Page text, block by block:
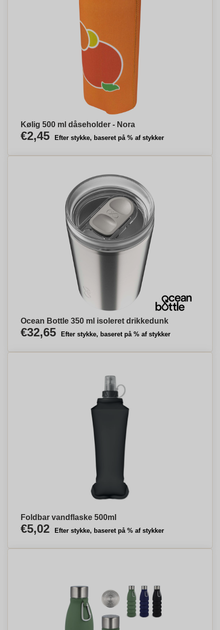
Kølig 500 ml dåseholder - Nora
€2,45 Efter stykke, baseret på % af stykker
Ocean Bottle 350 ml isoleret drikkedunk
€32,65 Efter stykke, baseret på % af stykker
Foldbar vandflaske 500ml
€5,02 Efter stykke, baseret på % af stykker